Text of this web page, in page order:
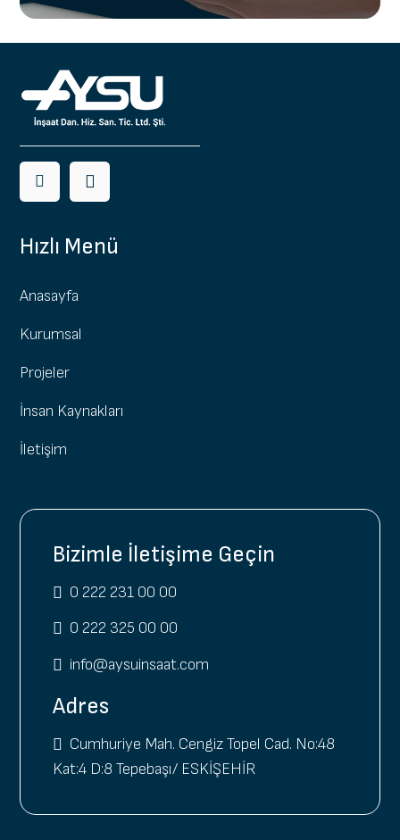
Hızlı Menü
Anasayfa
Kurumsal
Projeler
İnsan Kaynakları
İletişim
Bizimle İletişime Geçin
0 222 231 00 00
0 222 325 00 00
info@aysuinsaat.com
Adres
Cumhuriye Mah. Cengiz Topel Cad. No:48
Kat:4 D:8 Tepebaşı/ ESKİŞEHİR